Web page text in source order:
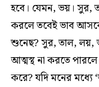
হবে। যেমন, ভয়। সুর,
করলে তবেই ভাব
শুনেছ? সুর, তাল, লয়,
আত্মস্থ না করতে
করে? যদি মনের মধ্যে